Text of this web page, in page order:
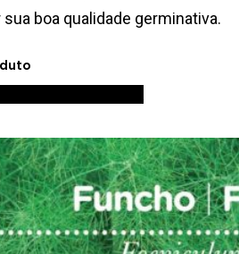
boa qualidade germinativa.